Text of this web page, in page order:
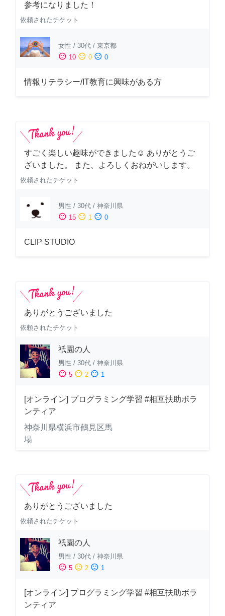
参考になりました！
依頼されたチケット
女性 / 30代 / 東京都
sentiment_satisfied 10 sentiment_neutral 0 sentiment_dissatisfied 0
情報リテラシー/IT教育に興味がある方
すごく楽しい趣味ができました☺︎ ありがとうご
ざいました。 また、よろしくおねがいします。
依頼されたチケット
男性 / 30代 / 神奈川県
sentiment_satisfied 15 sentiment_neutral 1 sentiment_dissatisfied 0
CLIP STUDIO
ありがとうございました
依頼されたチケット
祇園の人
男性 / 30代 / 神奈川県
sentiment_satisfied 5 sentiment_neutral 2 sentiment_dissatisfied 1
[オンライン] プログラミング学習 #相互扶助ボラ
ンティア
神奈川県横浜市鶴見区馬
場
ありがとうございました
依頼されたチケット
祇園の人
男性 / 30代 / 神奈川県
sentiment_satisfied 5 sentiment_neutral 2 sentiment_dissatisfied 1
[オンライン] プログラミング学習 #相互扶助ボラ
ンティア